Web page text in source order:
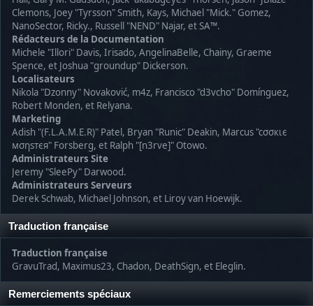
Clemons, Joey "Tyrsson" Smith, Kays, Michael "Mick." Gomez,
NanoSector, Ricky., Russell "NEND" Najar, et SA™.
Rédacteurs de la Documentation
Michele "Illori" Davis, Irisado, AngelinaBelle, Chainy, Graeme
Spence, et Joshua "groundup" Dickerson.
Localisateurs
Nikola "Dzonny" Novaković, m4z, Francisco "d3vcho" Domínguez,
Robert Monden, et Relyana.
Marketing
Adish "(F.L.A.M.E.R)" Patel, Bryan "Runic" Deakin, Marcus "cσσкιє
мσηѕтєя" Forsberg, et Ralph "[n3rve]" Otowo.
Administrateurs Site
Jeremy "SleePy" Darwood.
Administrateurs Serveurs
Derek Schwab, Michael Johnson, et Liroy van Hoewijk.
Traduction française
Traduction française
GravuTrad, Maximus23, Chadon, DeathSign, et Eleglin.
Remerciements spéciaux